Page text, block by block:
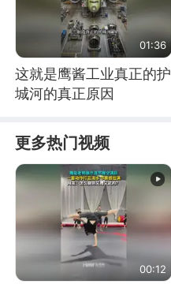
01:36
这就是鹰酱工业真正的护
城河的真正原因
更多热门视频
00:12